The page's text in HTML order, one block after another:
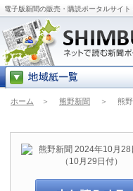
電子版新聞の販売・購読ポータルサイ
ホーム ＞ 熊野新聞 ＞ 熊